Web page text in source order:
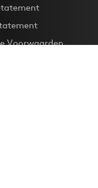
Voorwaarden